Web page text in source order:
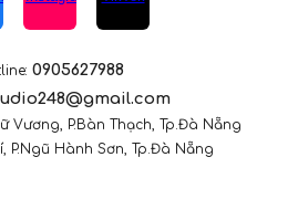
0905627988
Vương, P.Bàn Thạch, Tp.Đà Nẵng
P.Ngũ Hành Sơn, Tp.Đà Nẵng